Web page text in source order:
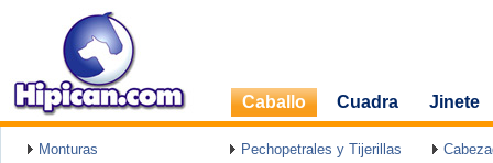
Caballo Cuadra Jinete
Monturas Pechopetrales y Tijerillas